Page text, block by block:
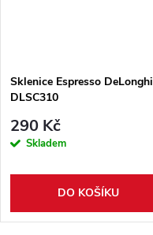
Sklenice Espresso DeLonghi
DLSC310
290 Kč
Skladem
DO KOŠÍKU